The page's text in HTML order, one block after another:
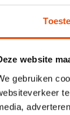
website
gebruiken
de vous :
dans le
en